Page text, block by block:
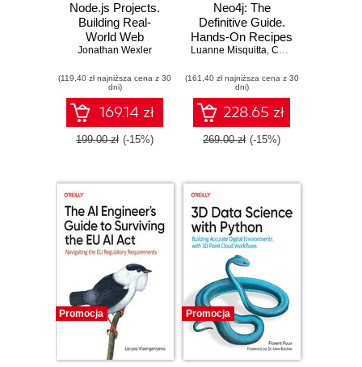
Node.js Projects.
Building Real-
World Web
Applications and
Jonathan Wexler
(119,40 zł najniższa cena z 30
dni)
169.14 zł
199.00 zł (-15%)
Neo4j: The
Definitive Guide.
Hands-On Recipes
for Production-
Implementations
Luanne Misquitta, Christophe Willemsen
(161,40 zł najniższa cena z 30
dni)
228.65 zł
269.00 zł (-15%)
Promocja Promocja